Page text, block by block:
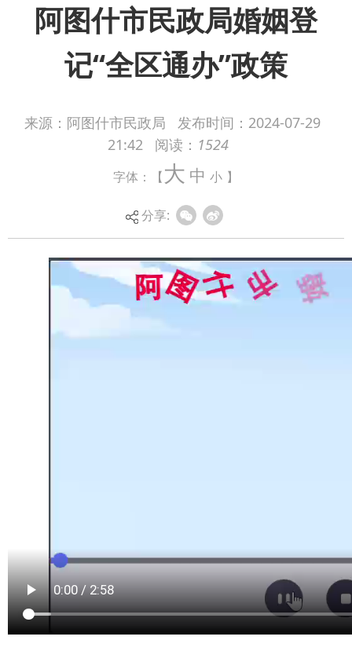
阿图什市民政局婚姻登
记“全区通办”政策
来源：阿图什市民政局 发布时间： 2024-07-29
21:42
阅读： 1524
字体：【大 中 小 】
分享: